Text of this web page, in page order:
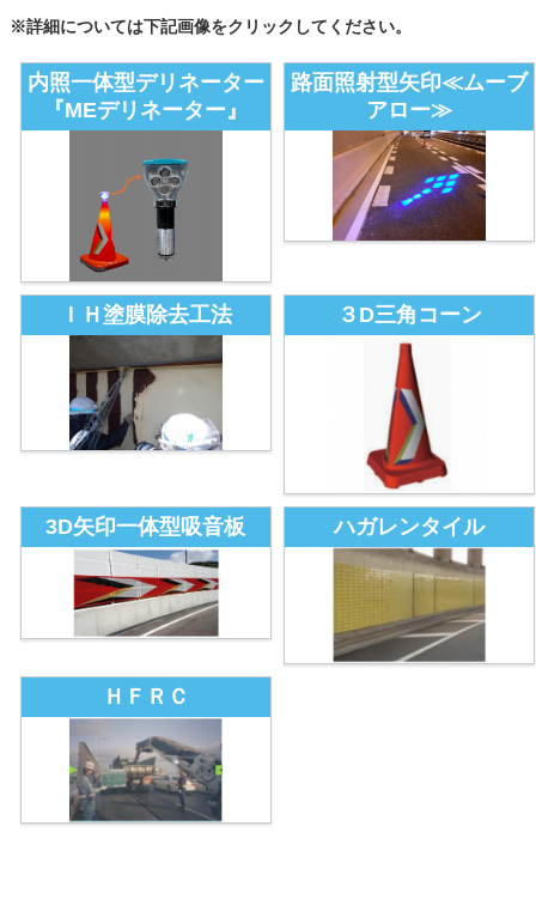
※詳細については下記画像をクリックしてください。
内照一体型デリネーター
『MEデリネーター』
路面照射型矢印≪ムーブ
アロー≫
ＩＨ塗膜除去工法 ３D三角コーン
3D矢印一体型吸音板 ハガレンタイル
ＨＦＲＣ